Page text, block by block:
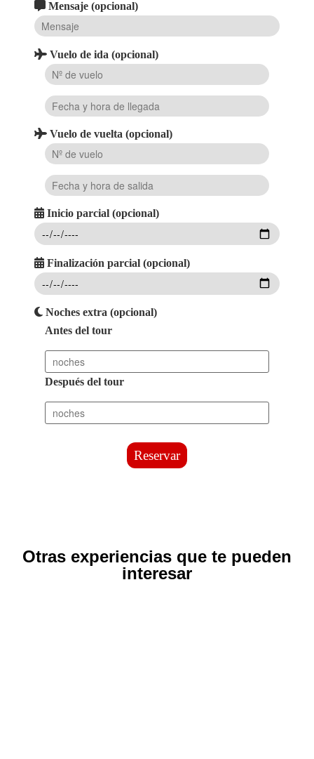
Mensaje (opcional)
Vuelo de ida (opcional)
Vuelo de vuelta (opcional)
Inicio parcial (opcional)
Finalización parcial (opcional)
Noches extra (opcional)
Antes del tour
Después del tour
Reservar
Otras experiencias que te pueden
interesar